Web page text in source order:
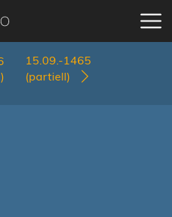
15.09.-1465
(partiell)